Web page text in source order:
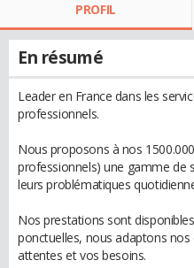
PROFIL
En résumé
Leader en France dans les
professionnels.
Nous proposons à nos
professionnels) une gamme de
leurs problématiques
Nos prestations sont
ponctuelles, nous adaptons
attentes et vos besoins.